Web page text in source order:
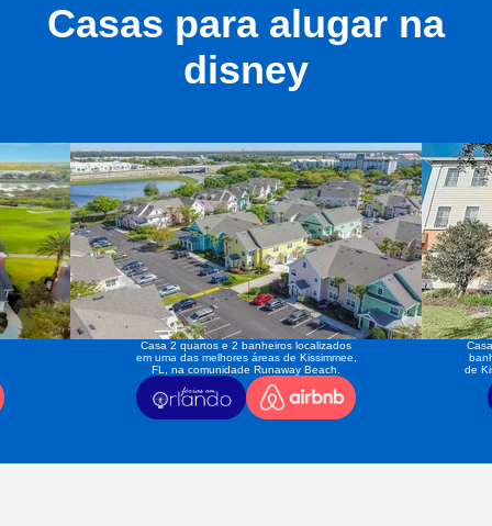
Casas para alugar na
disney
Casa 2 quartos e 2 banheiros localizados
em uma das melhores áreas de Kissimmee,
FL, na comunidade Runaway Beach.
de